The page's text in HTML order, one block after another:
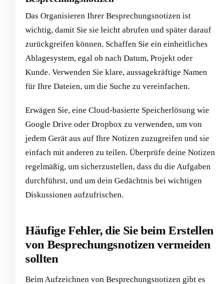
Das Organisieren Ihrer Besprechungsnotizen ist
wichtig, damit Sie sie leicht abrufen und später darauf
zurückgreifen können. Schaffen Sie ein einheitliches
Ablagesystem, egal ob nach Datum, Projekt oder
Kunde. Verwenden Sie klare, aussagekräftige Namen
für Ihre Dateien, um die Suche zu vereinfachen.
Erwägen Sie, eine Cloud-basierte Speicherlösung wie
Google Drive oder Dropbox zu verwenden, um von
jedem Gerät aus auf Ihre Notizen zuzugreifen und sie
einfach mit anderen zu teilen. Überprüfe deine Notizen
regelmäßig, um sicherzustellen, dass du die Aufgaben
durchführst, und um dein Gedächtnis bei wichtigen
Diskussionen aufzufrischen.
Häufige Fehler, die Sie beim Erstellen
von Besprechungsnotizen vermeiden
sollten
Beim Aufzeichnen von Besprechungsnotizen gibt es